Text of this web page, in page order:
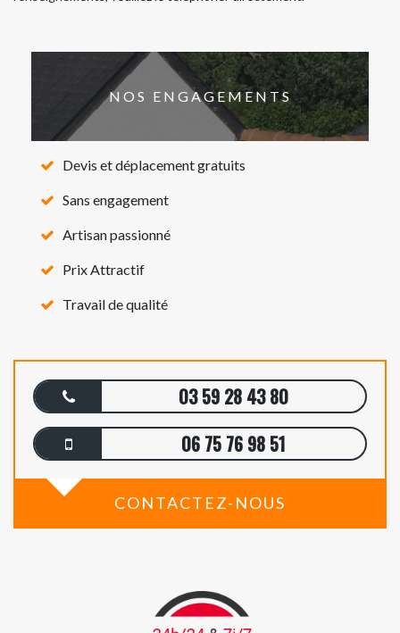
NOS ENGAGEMENTS
Devis et déplacement gratuits
Sans engagement
Artisan passionné
Prix Attractif
Travail de qualité
03 59 28 43 80
06 75 76 98 51
CONTACTEZ-NOUS